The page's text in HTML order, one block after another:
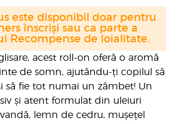
acest roll-on oferă o aromă
de somn, ajutându-ți copilul să
să fie tot numai un zâmbet! Un
și atent formulat din uleiuri
lemn de cedru, mușețel
este disponibil doar pentru
înscriși sau ca parte a
Recompense de loialitate.